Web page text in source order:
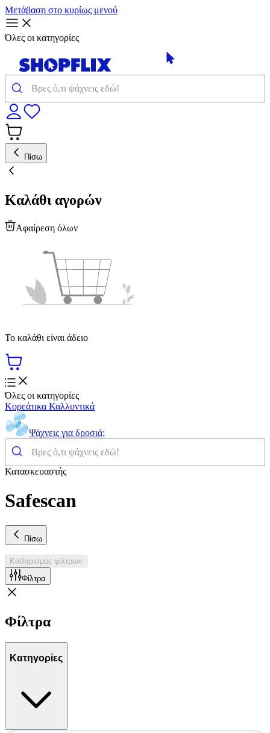
Μετάβαση στο κυρίως μενού
Όλες οι κατηγορίες
Πίσω
Καλάθι αγορών
Αφαίρεση όλων
Το καλάθι είναι άδειο
Όλες οι κατηγορίες
Κορεάτικα Καλλυντικά
Ψάχνεις για δροσιά;
Κατασκευαστής
Safescan
Πίσω
Καθαρισμός φίλτρων
Φίλτρα
Φίλτρα
Κατηγορίες